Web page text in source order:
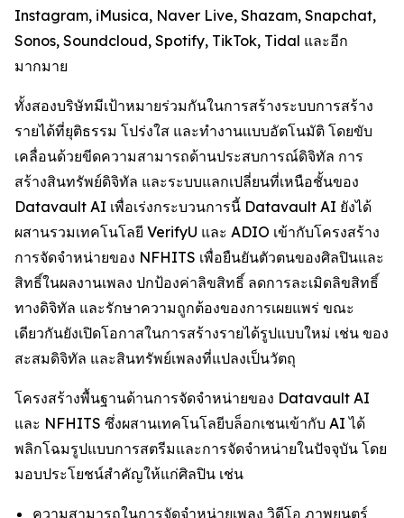
Instagram, iMusica, Naver Live, Shazam, Snapchat,
Sonos, Soundcloud, Spotify, TikTok, Tidal และอีก
มากมาย
ทั้งสองบริษัทมีเป้าหมายร่วมกันในการสร้างระบบการสร้าง
รายได้ที่ยุติธรรม โปร่งใส และทำงานแบบอัตโนมัติ โดยขับ
เคลื่อนด้วยขีดความสามารถด้านประสบการณ์ดิจิทัล การ
สร้างสินทรัพย์ดิจิทัล และระบบแลกเปลี่ยนที่เหนือชั้นของ
Datavault AI เพื่อเร่งกระบวนการนี้ Datavault AI ยังได้
ผสานรวมเทคโนโลยี VerifyU และ ADIO เข้ากับโครงสร้าง
การจัดจำหน่ายของ NFHITS เพื่อยืนยันตัวตนของศิลปินและ
สิทธิ์ในผลงานเพลง ปกป้องค่าลิขสิทธิ์ ลดการละเมิดลิขสิทธิ์
ทางดิจิทัล และรักษาความถูกต้องของการเผยแพร่ ขณะ
เดียวกันยังเปิดโอกาสในการสร้างรายได้รูปแบบใหม่ เช่น ของ
สะสมดิจิทัล และสินทรัพย์เพลงที่แปลงเป็นวัตถุ
โครงสร้างพื้นฐานด้านการจัดจำหน่ายของ Datavault AI
และ NFHITS ซึ่งผสานเทคโนโลยีบล็อกเชนเข้ากับ AI ได้
พลิกโฉมรูปแบบการสตรีมและการจัดจำหน่ายในปัจจุบัน โดย
มอบประโยชน์สำคัญให้แก่ศิลปิน เช่น
ความสามารถในการจัดจำหน่ายเพลง วิดีโอ ภาพยนตร์